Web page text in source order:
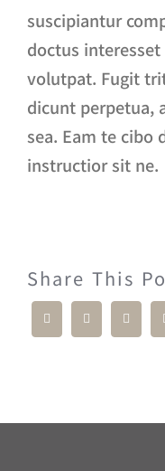
suscipiantur
doctus
volutpat. Fugit
dicunt perpetua,
sea. Eam te cibo
instructior sit ne.
Share This